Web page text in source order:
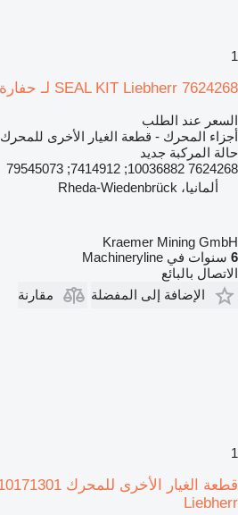
1
SEAL KIT Liebherr 7624268 لـ حفارة
السعر عند الطلب
أجزاء المحرك - قطعة الغيار الأخرى للمحرك
حالة المركبة جديد
7624268 10036882; 7414912; 79545073
ألمانيا، Rheda-Wiedenbrück
Kraemer Mining GmbH
6 سنوات في Machineryline
الاتصال بالبائع
الإضافة إلى المفضلة
مقارنة
1
Liebherr